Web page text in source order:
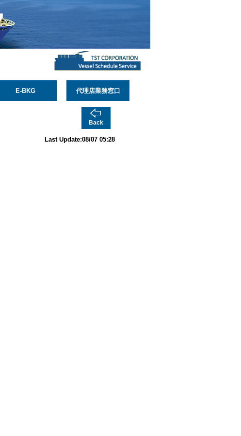
E-BKG 代理店業務窓口
Back
Last Update:08/07 05:28